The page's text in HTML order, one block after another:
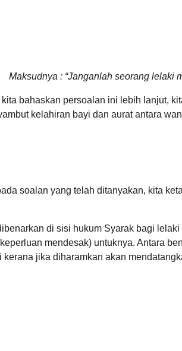
Maksudnya : “Janganlah seorang lelaki
bahaskan persoalan ini lebih lanjut,
kelahiran bayi dan aurat antara
soalan yang telah ditanyakan, kita
di sisi hukum Syarak bagi
mendesak) untuknya. Antara
kerana jika diharamkan akan